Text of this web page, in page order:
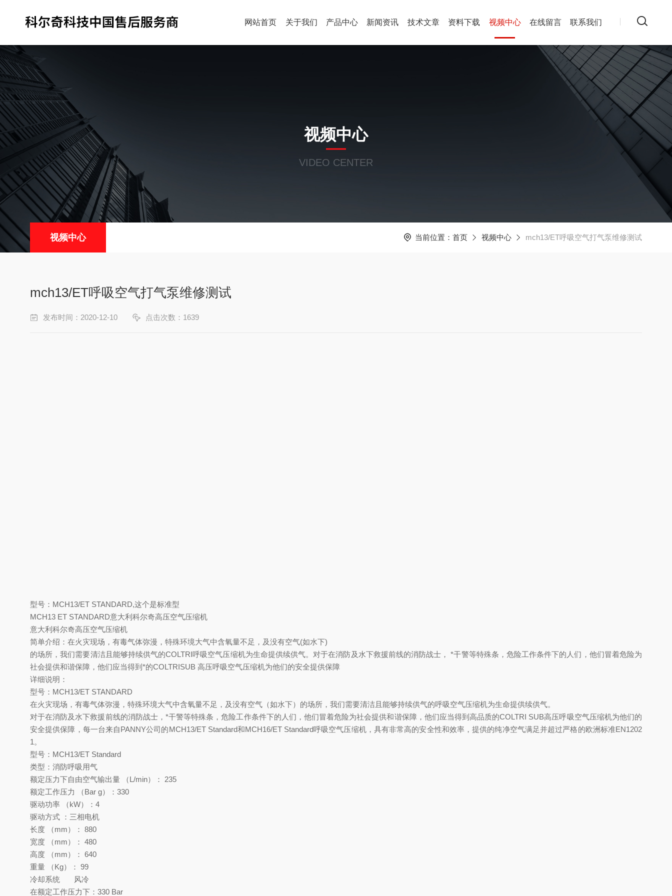
网站首页 关于我们 产品中心 新闻资讯 技术文章 资料下载 视频中心 在线留言 联系我们
视频中心
VIDEO CENTER
视频中心 当前位置： 首页 视频中心 mch13/ET呼吸空气打气泵维修测试
mch13/ET呼吸空气打气泵维修测试
发布时间：2020-12-10 点击次数：1639
型号：MCH13/ET STANDARD,这个是标准型
MCH13 ET STANDARD意大利科尔奇高压空气压缩机
意大利科尔奇高压空气压缩机
简单介绍：在火灾现场，有毒气体弥漫，特殊环境大气中含氧量不足，及没有空气(如水下)
的场所，我们需要清洁且能够持续供气的COLTRI呼吸空气压缩机为生命提供续供气。对于在消防及水下救援前线的消防战士， *干警等特殊条，危险工作条件下的人们，他们冒着危险为
社会提供和谐保障，他们应当得到*的COLTRISUB 高压呼吸空气压缩机为他们的安全提供保障
详细说明：
型号：MCH13/ET STANDARD
在火灾现场，有毒气体弥漫，特殊环境大气中含氧量不足，及没有空气（如水下）的场所，我们需要清洁且能够持续供气的呼吸空气压缩机为生命提供续供气。
对于在消防及水下救援前线的消防战士，*干警等特殊条，危险工作条件下的人们，他们冒着危险为社会提供和谐保障，他们应当得到高品质的COLTRI SUB高压呼吸空气压缩机为他们的
安全提供保障，每一台来自PANNY公司的MCH13/ET Standard和MCH16/ET Standard呼吸空气压缩机，具有非常高的安全性和效率，提供的纯净空气满足并超过严格的欧洲标准EN1202
1。
型号：MCH13/ET Standard
类型：消防呼吸用气
额定压力下自由空气输出量 （L/min）： 235
额定工作压力 （Bar g）：330
驱动功率 （kW）：4
驱动方式 ：三相电机
长度 （mm）： 880
宽度 （mm）： 480
高度 （mm）： 640
重量 （Kg）： 99
冷却系统 风冷
在额定工作压力下：330 Bar